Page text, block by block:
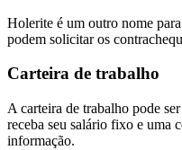
Holerite é um outro nome
podem solicitar os
Carteira de trabalho
A carteira de trabalho pode
receba seu salário fixo e uma
informação.